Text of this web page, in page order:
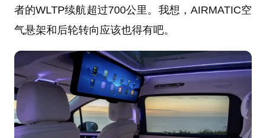
者的WLTP续航超过700公里。我想，AIRMATIC空
气悬架和后轮转向应该也得有吧。